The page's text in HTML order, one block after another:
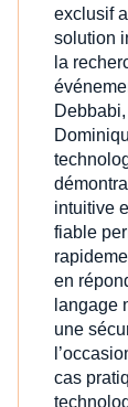
exclusif
solution
la
intuitive
fiable
en
langage
une
cas